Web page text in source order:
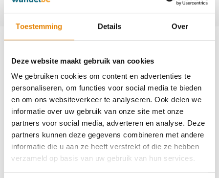
Toestemming Details Over
Deze website maakt gebruik van cookies
We gebruiken cookies om content en advertenties te
personaliseren, om functies voor social media te bieden
en om ons websiteverkeer te analyseren. Ook delen we
informatie over uw gebruik van onze site met onze
partners voor social media, adverteren en analyse. Deze
partners kunnen deze gegevens combineren met andere
informatie die u aan ze heeft verstrekt of die ze hebben
verzameld op basis van uw gebruik van hun services.
hendrik_11@hotmail.com
Aankomende wandeltochten van deze
Wandeldriedaagse
16 km 21 km
Vrijdag 7 augustus 2026
Puurs (Puurs-Sint-Amands), Antwerpen